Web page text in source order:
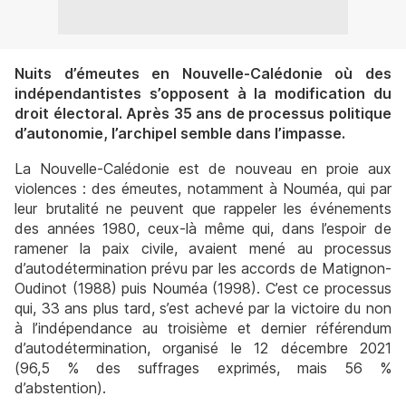
Nuits d’émeutes en Nouvelle-Calédonie où des
indépendantistes s’opposent à la modification du
droit électoral. Après 35 ans de processus politique
d’autonomie, l’archipel semble dans l’impasse.
La Nouvelle-Calédonie est de nouveau en proie aux
violences : des émeutes, notamment à Nouméa, qui par
leur brutalité ne peuvent que rappeler les événements
des années 1980, ceux-là même qui, dans l’espoir de
ramener la paix civile, avaient mené au processus
d’autodétermination prévu par les accords de Matignon-
Oudinot (1988) puis Nouméa (1998). C’est ce processus
qui, 33 ans plus tard, s’est achevé par la victoire du non
à l’indépendance au troisième et dernier référendum
d’autodétermination, organisé le 12 décembre 2021
(96,5 % des suffrages exprimés, mais 56 %
d’abstention).